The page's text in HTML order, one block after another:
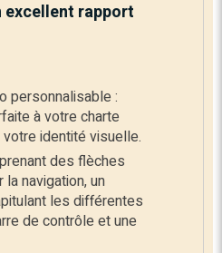
excellent rapport
personnalisable :
à votre charte
identité visuelle.
des flèches
navigation, un
les différentes
de contrôle et une